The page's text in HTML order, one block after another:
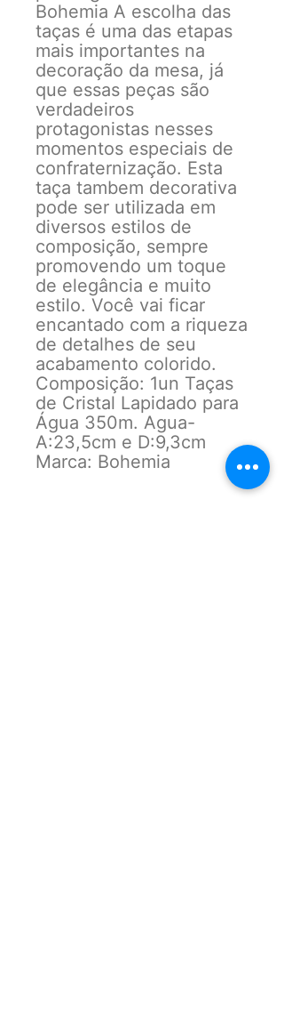
Bohemia A escolha das
taças é uma das etapas
mais importantes na
decoração da mesa, já
que essas peças são
verdadeiros
protagonistas nesses
momentos especiais de
confraternização. Esta
taça tambem decorativa
pode ser utilizada em
diversos estilos de
composição, sempre
promovendo um toque
de elegância e muito
estilo. Você vai ficar
encantado com a riqueza
de detalhes de seu
acabamento colorido.
Composição: 1un Taças
de Cristal Lapidado para
Água 350m. Agua-
A:23,5cm e D:9,3cm
Marca: Bohemia